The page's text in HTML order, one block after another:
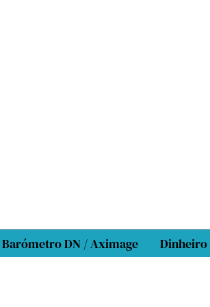
Barómetro DN / Aximage Dinheiro